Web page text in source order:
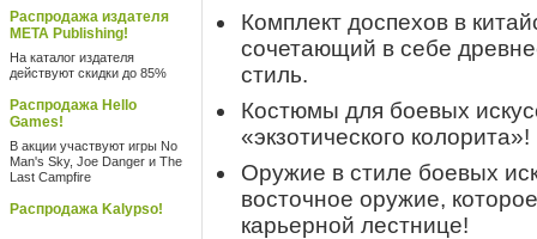
Распродажа издателя
META Publishing!
На каталог издателя
действуют скидки до 85%
Распродажа Hello
Games!
В акции участвуют игры No
Man's Sky, Joe Danger и The
Last Campfire
Распродажа Kalypso!
Комплект доспехов в
сочетающий в себе
стиль.
Костюмы для боевых
«экзотического колорита»!
Оружие в стиле боевых
восточное оружие,
карьерной лестнице!